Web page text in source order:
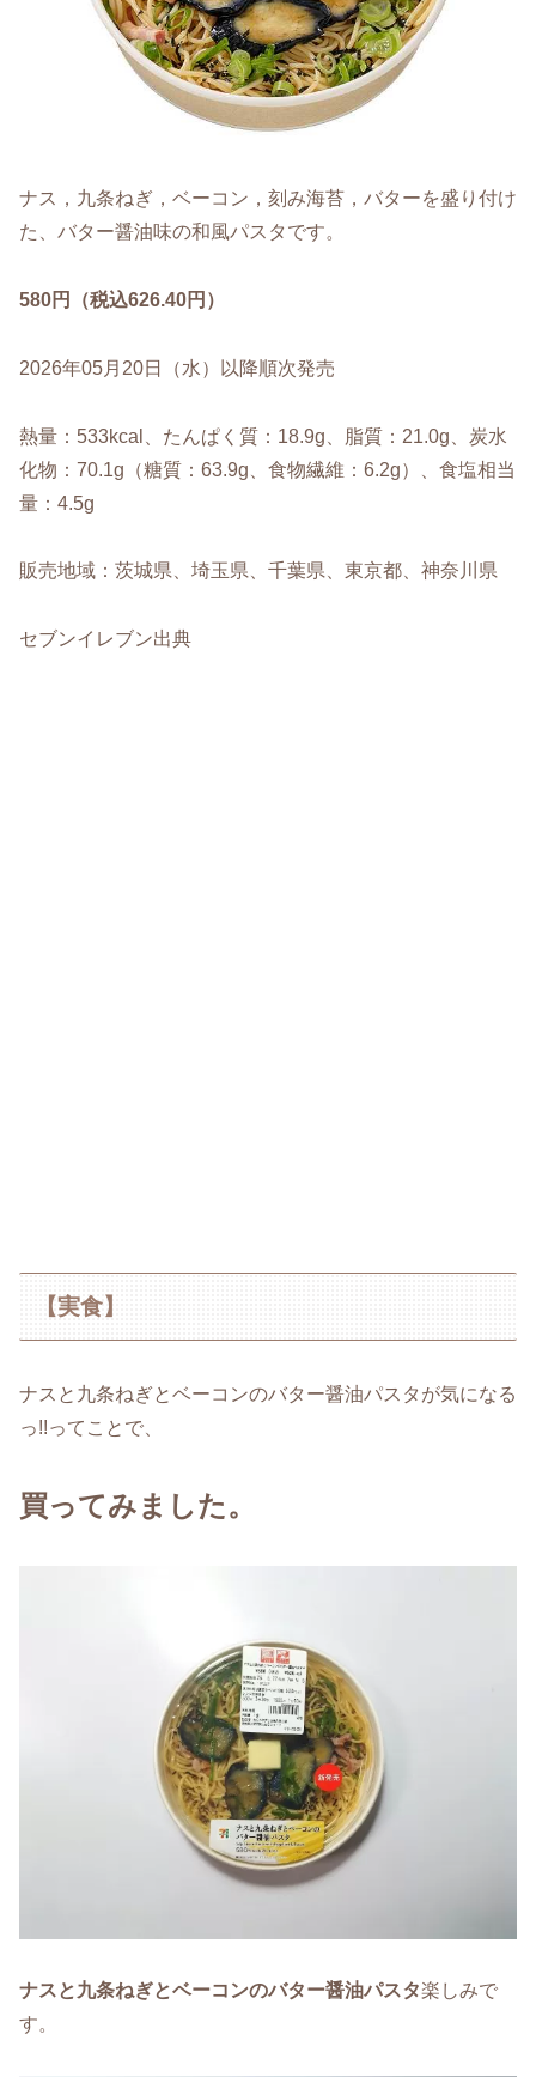
ナス，九条ねぎ，ベーコン，刻み海苔，バターを盛り付け
た、バター醤油味の和風パスタです。
580円（税込626.40円）
2026年05月20日（水）以降順次発売
熱量：533kcal、たんぱく質：18.9g、脂質：21.0g、炭水
化物：70.1g（糖質：63.9g、食物繊維：6.2g）、食塩相当
量：4.5g
販売地域：茨城県、埼玉県、千葉県、東京都、神奈川県
セブンイレブン出典
【実食】
ナスと九条ねぎとベーコンのバター醤油パスタが気になる
っ!!ってことで、
買ってみました。
ナスと九条ねぎとベーコンのバター醤油パスタ楽しみで
す。